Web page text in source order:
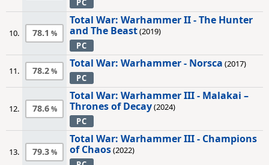
PC
10. 78.1
Total War: Warhammer II - The Hunter
and The Beast(2019)
PC
11. 78.2
Total War: Warhammer - Norsca (2017)
PC
12. 78.6
Total War: Warhammer III - Malakai –
Thrones of Decay(2024)
PC
13. 79.3
Total War: Warhammer III - Champions
of Chaos(2022)